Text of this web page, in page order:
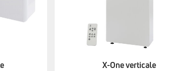
X-One verticale